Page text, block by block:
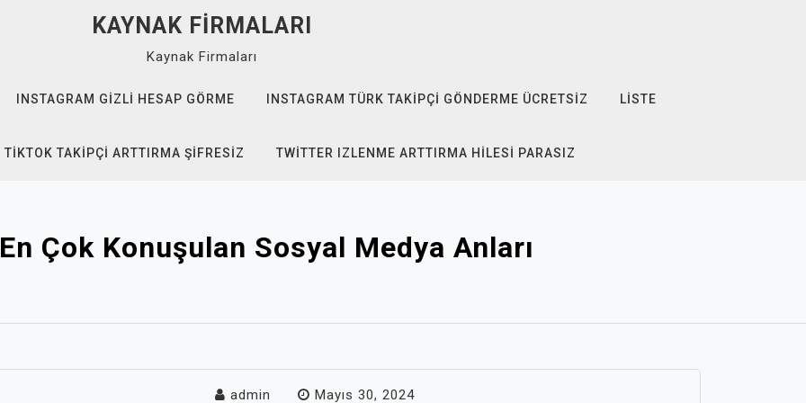
KAYNAK FIRMALARI
Kaynak Firmaları
INSTAGRAM GIZLI HESAP GÖRME INSTAGRAM TÜRK TAKIPÇI GÖNDERME ÜCRETSIZ LISTE
TIKTOK TAKIPÇI ARTTIRMA ŞIFRESIZ TWITTER IZLENME ARTTIRMA HILESI PARASIZ
Çok Konuşulan Sosyal Medya Anları
admin Mayıs 30, 2024